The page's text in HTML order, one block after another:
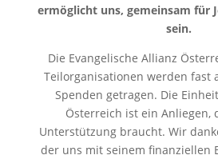
ermöglicht uns, gemeinsam für
sein.
Die Evangelische Allianz
Teilorganisationen werden fast
Spenden getragen. Die
Österreich ist ein Anliegen,
Unterstützung braucht. Wir
der uns mit seinem finanziellen